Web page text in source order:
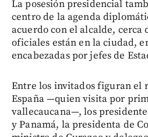
La posesión presidencial
centro de la agenda
acuerdo con el alcalde, cerca
oficiales están en la ciudad,
encabezadas por jefes de
Entre los invitados figuran el
España —quien visita por
vallecaucana—, los
y Panamá, la presidenta de